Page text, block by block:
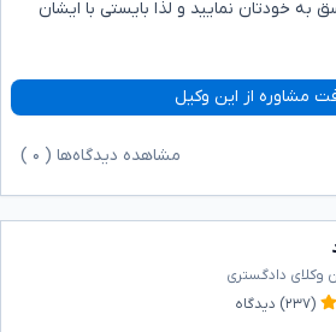
به خودتان نمایید و لذا بایستی با ایشان
مشاوره از این وکیل
مشاهده دیدگاه‌ها ( ۰
وکلای دادگستری
(۲۳۷) دیدگاه